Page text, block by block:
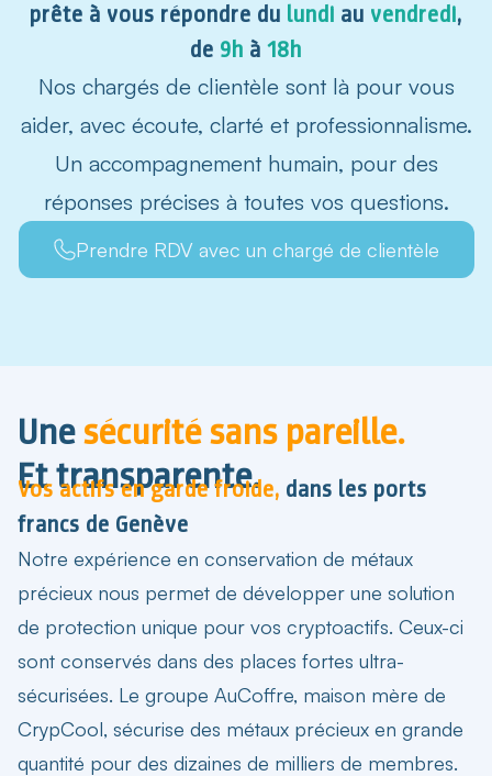
prête à vous répondre du lundi au vendredi,
de 9h à 18h
Nos chargés de clientèle sont là pour vous
aider, avec écoute, clarté et professionnalisme.
Un accompagnement humain, pour des
réponses précises à toutes vos questions.
Prendre RDV avec un chargé de clientèle
Unesécurité sans pareille.
Et transparente.
Vos actifs en garde froide, dans les ports
francs de Genève
Notre expérience en conservation de métaux
précieux nous permet de développer une solution
de protection unique pour vos cryptoactifs. Ceux-ci
sont conservés dans des places fortes ultra-
sécurisées. Le groupe AuCoffre, maison mère de
CrypCool, sécurise des métaux précieux en grande
quantité pour des dizaines de milliers de membres.